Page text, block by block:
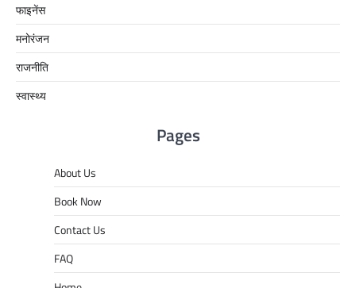
फाइनेंस
मनोरंजन
राजनीति
स्वास्थ्य
Pages
About Us
Book Now
Contact Us
FAQ